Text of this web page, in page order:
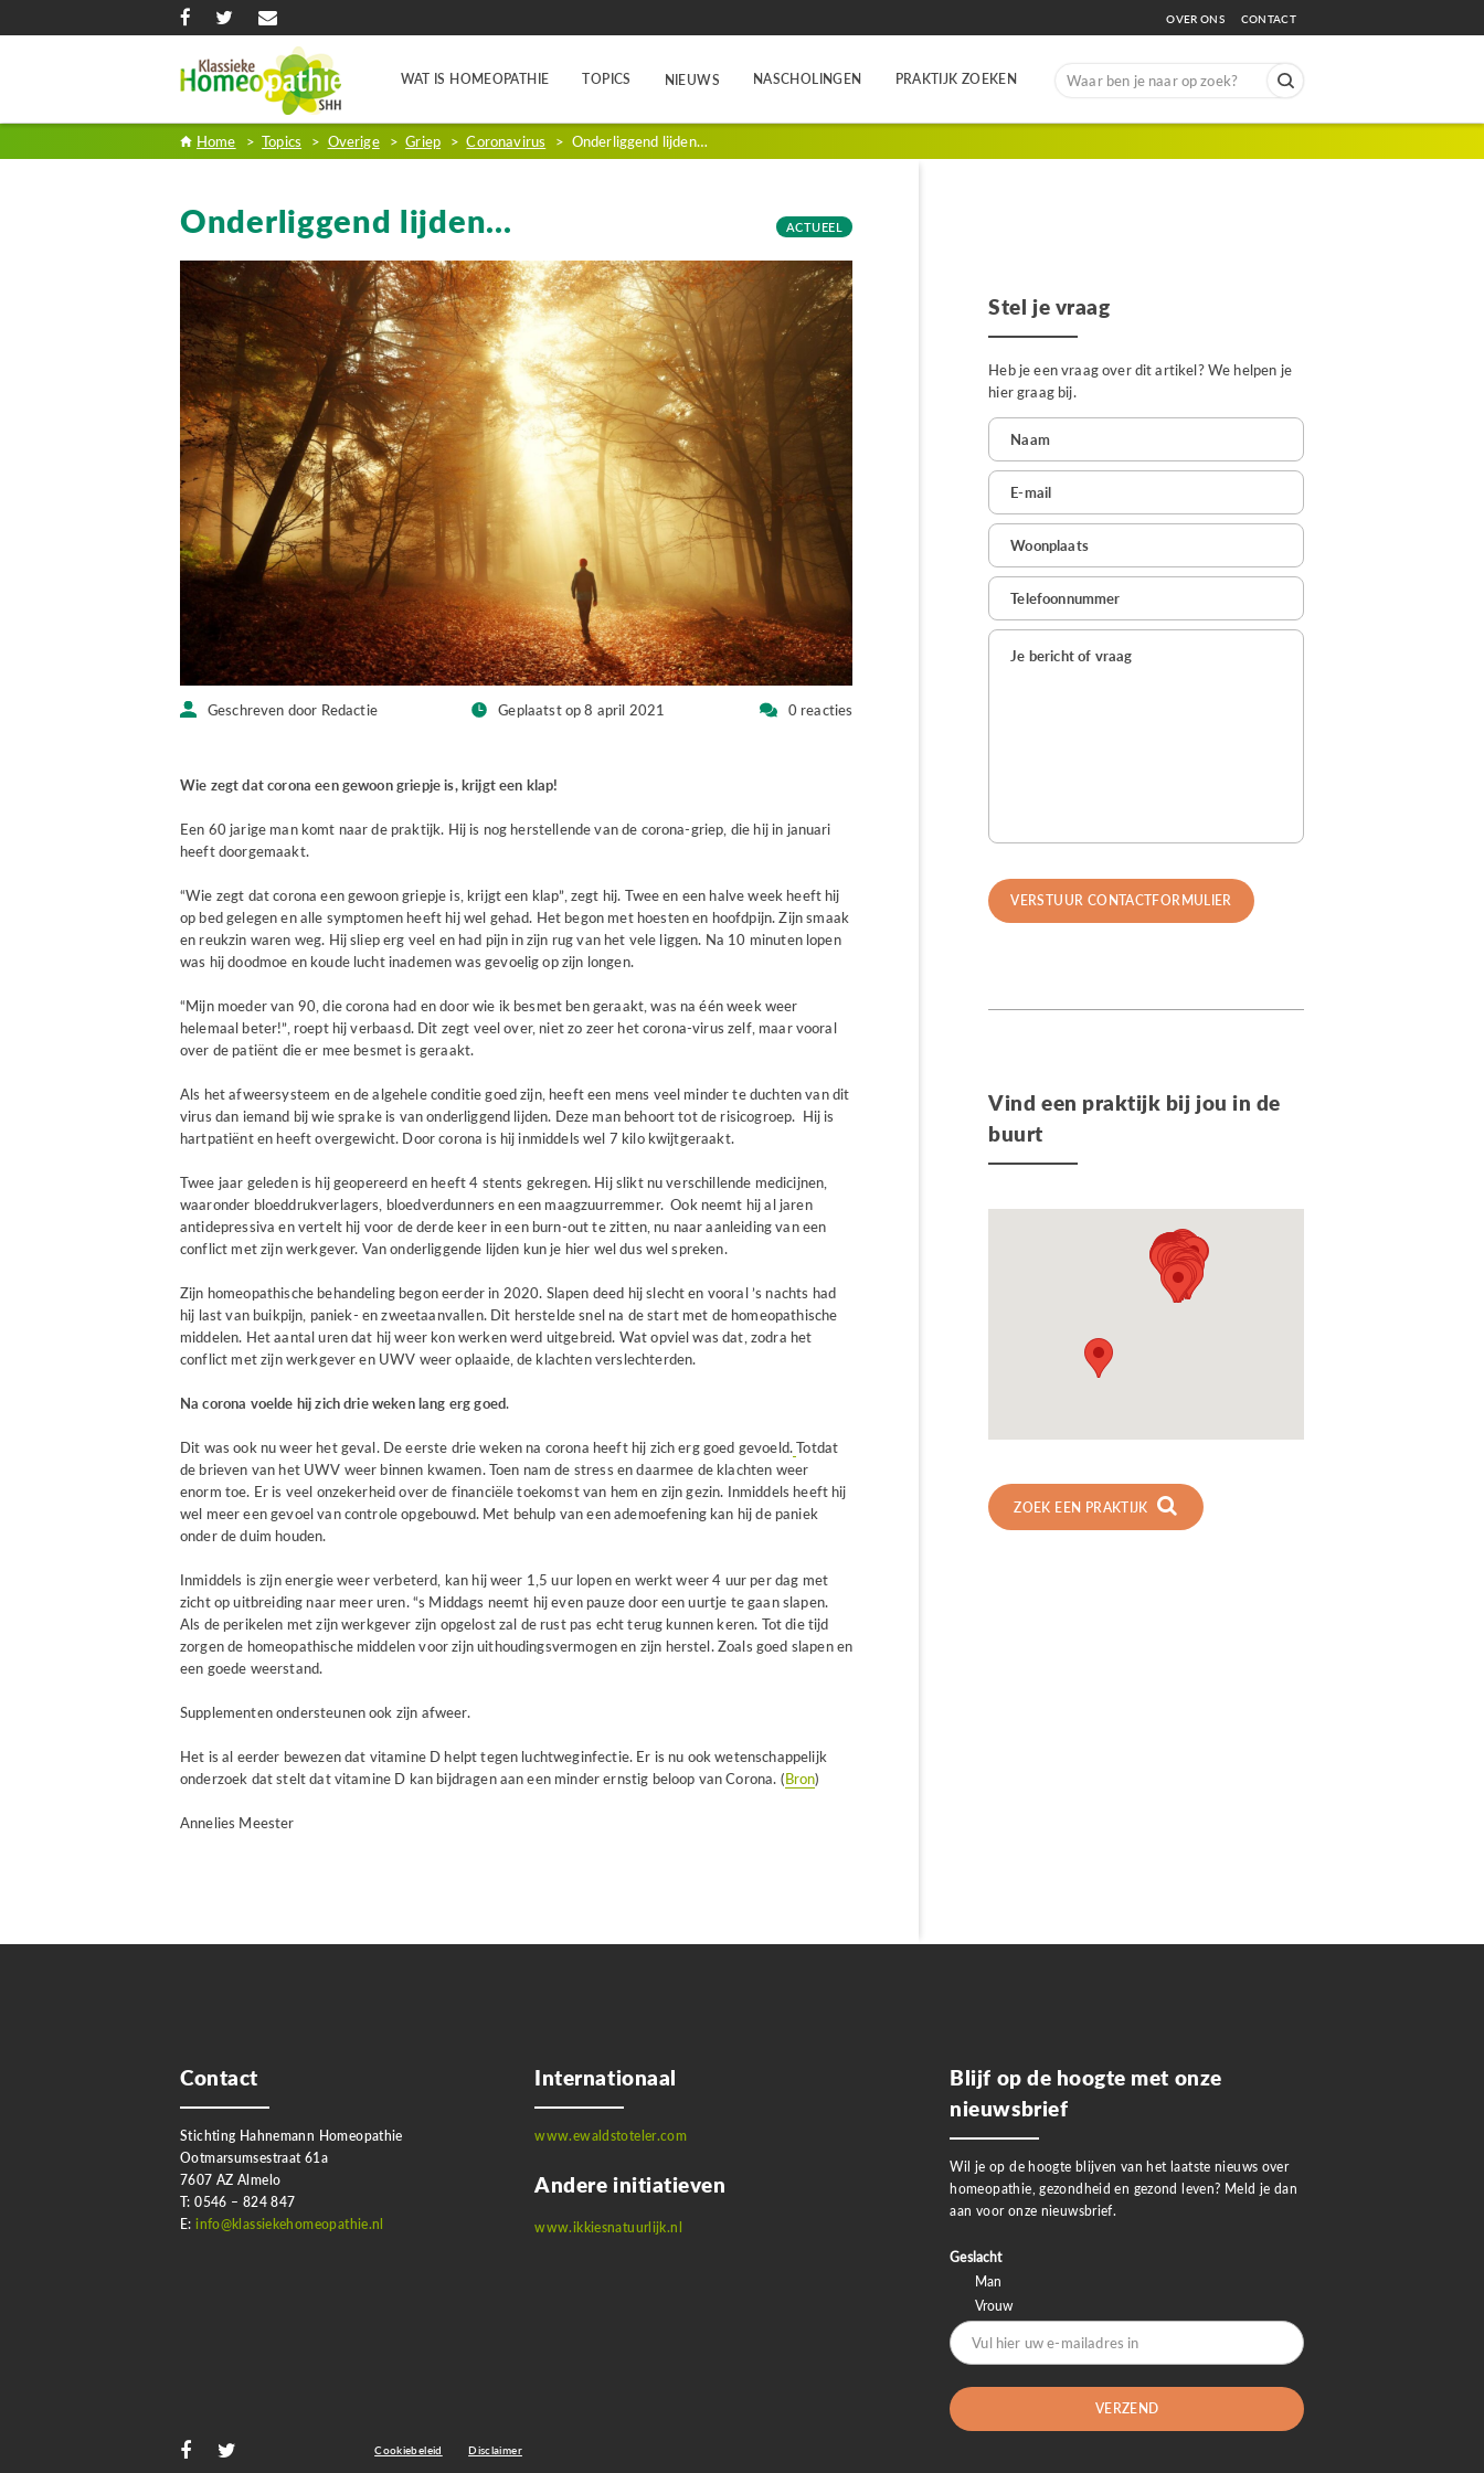
OVER ONS CONTACT
WAT IS HOMEOPATHIE TOPICS NIEUWS NASCHOLINGEN PRAKTIJK ZOEKEN
Search
Home > Topics > Overige > Griep > Coronavirus > Onderliggend lijden…
Onderliggend lijden… ACTUEEL
Geschreven door Redactie Geplaatst op 8 april 2021 0 reacties
Wie zegt dat corona een gewoon griepje is, krijgt een klap!
Een 60 jarige man komt naar de praktijk. Hij is nog herstellende van de corona-griep, die hij in januari
heeft doorgemaakt.
“Wie zegt dat corona een gewoon griepje is, krijgt een klap”, zegt hij. Twee en een halve week heeft hij
op bed gelegen en alle symptomen heeft hij wel gehad. Het begon met hoesten en hoofdpijn. Zijn smaak
en reukzin waren weg. Hij sliep erg veel en had pijn in zijn rug van het vele liggen. Na 10 minuten lopen
was hij doodmoe en koude lucht inademen was gevoelig op zijn longen.
“Mijn moeder van 90, die corona had en door wie ik besmet ben geraakt, was na één week weer
helemaal beter!”, roept hij verbaasd. Dit zegt veel over, niet zo zeer het corona-virus zelf, maar vooral
over de patiënt die er mee besmet is geraakt.
Als het afweersysteem en de algehele conditie goed zijn, heeft een mens veel minder te duchten van dit
virus dan iemand bij wie sprake is van onderliggend lijden. Deze man behoort tot de risicogroep. Hij is
hartpatiënt en heeft overgewicht. Door corona is hij inmiddels wel 7 kilo kwijtgeraakt.
Twee jaar geleden is hij geopereerd en heeft 4 stents gekregen. Hij slikt nu verschillende medicijnen,
waaronder bloeddrukverlagers, bloedverdunners en een maagzuurremmer. Ook neemt hij al jaren
antidepressiva en vertelt hij voor de derde keer in een burn-out te zitten, nu naar aanleiding van een
conflict met zijn werkgever. Van onderliggende lijden kun je hier wel dus wel spreken.
Zijn homeopathische behandeling begon eerder in 2020. Slapen deed hij slecht en vooral ’s nachts had
hij last van buikpijn, paniek- en zweetaanvallen. Dit herstelde snel na de start met de homeopathische
middelen. Het aantal uren dat hij weer kon werken werd uitgebreid. Wat opviel was dat, zodra het
conflict met zijn werkgever en UWV weer oplaaide, de klachten verslechterden.
Na corona voelde hij zich drie weken lang erg goed.
Dit was ook nu weer het geval. De eerste drie weken na corona heeft hij zich erg goed gevoeld. Totdat
de brieven van het UWV weer binnen kwamen. Toen nam de stress en daarmee de klachten weer
enorm toe. Er is veel onzekerheid over de financiële toekomst van hem en zijn gezin. Inmiddels heeft hij
wel meer een gevoel van controle opgebouwd. Met behulp van een ademoefening kan hij de paniek
onder de duim houden.
Inmiddels is zijn energie weer verbeterd, kan hij weer 1,5 uur lopen en werkt weer 4 uur per dag met
zicht op uitbreiding naar meer uren. “s Middags neemt hij even pauze door een uurtje te gaan slapen.
Als de perikelen met zijn werkgever zijn opgelost zal de rust pas echt terug kunnen keren. Tot die tijd
zorgen de homeopathische middelen voor zijn uithoudingsvermogen en zijn herstel. Zoals goed slapen en
een goede weerstand.
Supplementen ondersteunen ook zijn afweer.
Het is al eerder bewezen dat vitamine D helpt tegen luchtweginfectie. Er is nu ook wetenschappelijk
onderzoek dat stelt dat vitamine D kan bijdragen aan een minder ernstig beloop van Corona. (Bron)
Annelies Meester
Stel je vraag
Heb je een vraag over dit artikel? We helpen je
hier graag bij.
Vind een praktijk bij jou in de
buurt
ZOEK EEN PRAKTIJK
Contact
Stichting Hahnemann Homeopathie
Ootmarsumsestraat 61a
7607 AZ Almelo
T: 0546 – 824 847
E:info@klassiekehomeopathie.nl
Internationaal
www.ewaldstoteler.com
Andere initiatieven
www.ikkiesnatuurlijk.nl
Cookiebeleid Disclaimer
Blijf op de hoogte met onze
nieuwsbrief
Wil je op de hoogte blijven van het laatste nieuws over
homeopathie, gezondheid en gezond leven? Meld je dan
aan voor onze nieuwsbrief.
Geslacht
Man
Vrouw